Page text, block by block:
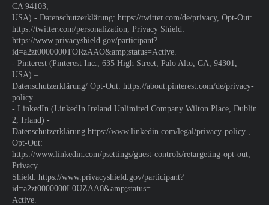
CA 94103,
USA) - Datenschutzerklärung: https://twitter.com/de/privacy, Opt-Out:
https://twitter.com/personalization, Privacy Shield:
https://www.privacyshield.gov/participant?
id=a2zt0000000TORzAAO&amp;status=Active.
- Pinterest (Pinterest Inc., 635 High Street, Palo Alto, CA, 94301,
USA) –
Datenschutzerklärung/ Opt-Out: https://about.pinterest.com/de/privacy-
policy.
- LinkedIn (LinkedIn Ireland Unlimited Company Wilton Place, Dublin
2, Irland) -
Datenschutzerklärung https://www.linkedin.com/legal/privacy-policy ,
Opt-Out:
https://www.linkedin.com/psettings/guest-controls/retargeting-opt-out,
Privacy
Shield: https://www.privacyshield.gov/participant?
id=a2zt0000000L0UZAA0&amp;status=
Active.